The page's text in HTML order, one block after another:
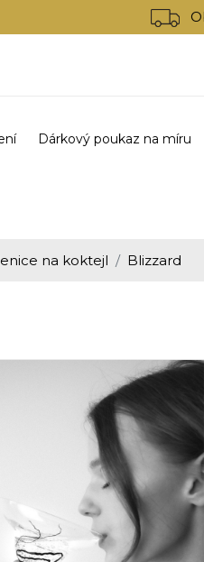
Dárkový poukaz na míru
na koktejl Blizzard